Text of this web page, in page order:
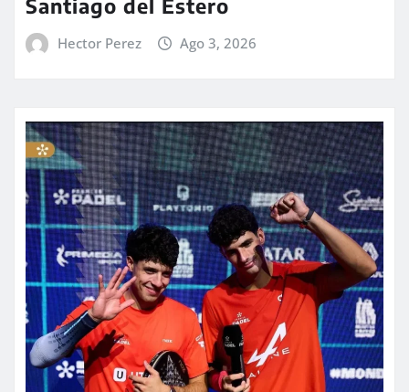
Santiago del Estero
Hector Perez Ago 3, 2026